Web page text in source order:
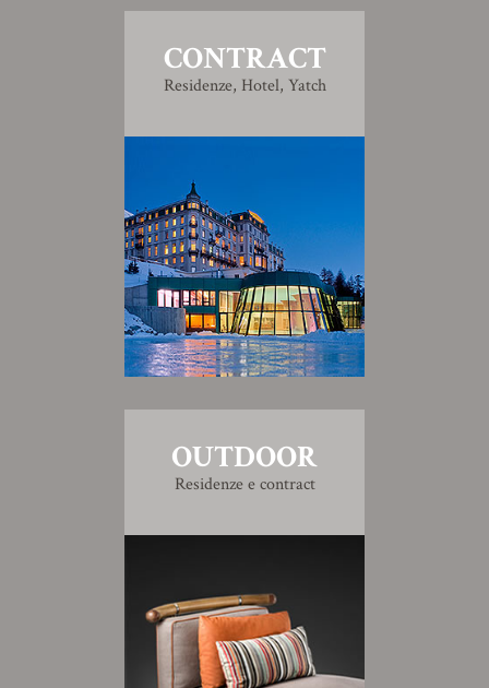
CONTRACT
Residenze, Hotel, Yatch
OUTDOOR
Residenze e contract